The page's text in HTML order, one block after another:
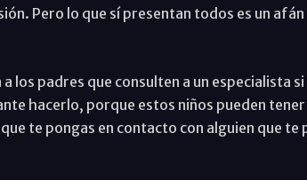
Pero lo que sí presentan todos es un afán
los padres que consulten a un especialista si
hacerlo, porque estos niños pueden tener
te pongas en contacto con alguien que te